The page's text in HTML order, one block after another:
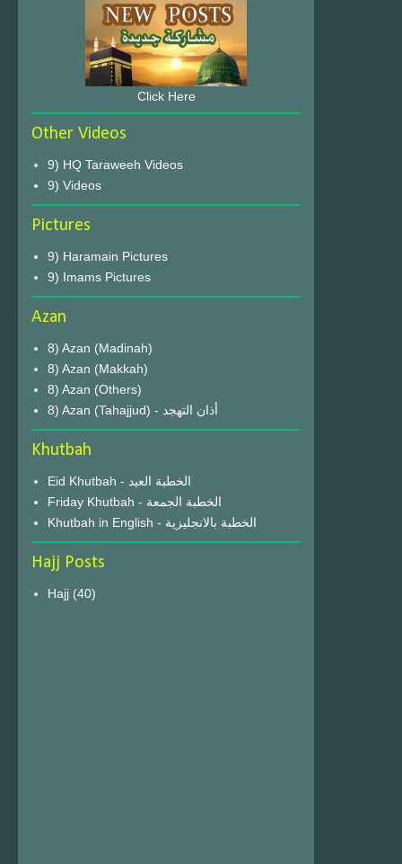
Click Here
Other Videos
9) HQ Taraweeh Videos
9) Videos
Pictures
9) Haramain Pictures
9) Imams Pictures
Azan
8) Azan (Madinah)
8) Azan (Makkah)
8) Azan (Others)
8) Azan (Tahajjud) - أذان التهجد
Khutbah
Eid Khutbah - الخطبة العيد
Friday Khutbah - الخطبة الجمعة
Khutbah in English - الخطبة بالانجليزية
Hajj Posts
Hajj (40)